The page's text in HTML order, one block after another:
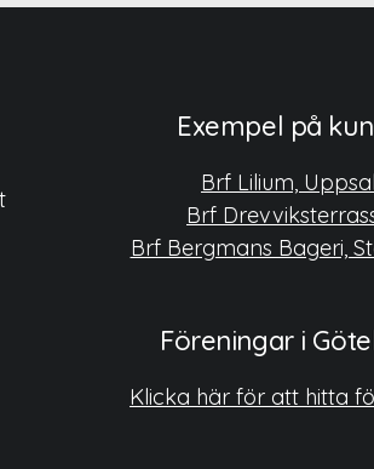
Exempel på
Brf Lilium,
Brf
Brf Bergmans Bageri,
Föreningar i
Klicka här för att hitta